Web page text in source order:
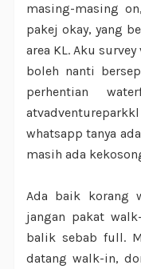
masing-masing
pakej okay, yang
area KL. Aku
boleh nanti
perhentian
whatsapp tanya
masih ada
Ada baik korang
jangan pakat
balik sebab full.
datang walk-in,